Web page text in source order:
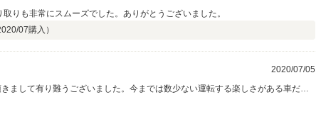
りも非常にスムーズでした。ありがとうございました。
07購入）
2020/07/05
して有り難うございました。今までは数少ない運転する楽しさがある車だと